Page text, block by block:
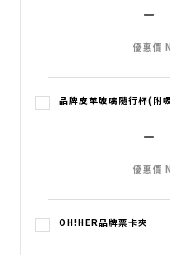
優惠價
品牌皮革玻璃隨行杯(附吸
優惠價
OH!HER品牌票卡夾